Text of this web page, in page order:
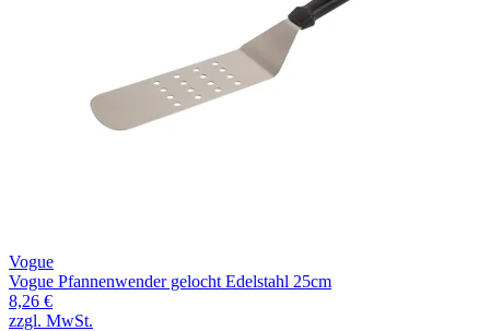
Vogue
Vogue Pfannenwender gelocht Edelstahl 25cm
8,26 €
zzgl. MwSt.